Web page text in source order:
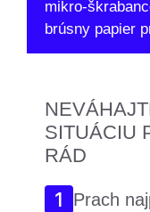
mikro-
brúsny papier
SITUÁCIU
RÁD
Prach